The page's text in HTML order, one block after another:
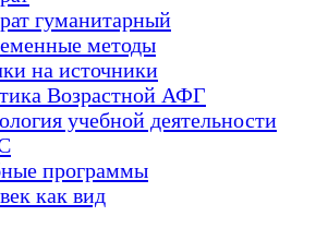
гуманитарный
методы
на источники
Возрастной АФГ
учебной деятельности
программы
как вид